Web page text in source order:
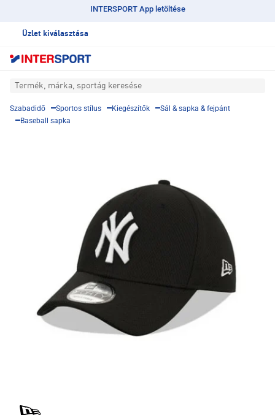
INTERSPORT App letöltése
Üzlet kiválasztása
Termék, márka, sportág keresése
Szabadidő Sportos stílus Kiegészítők
Sál & sapka & fejpánt
Baseball sapka